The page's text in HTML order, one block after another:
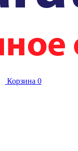
Корзина 0